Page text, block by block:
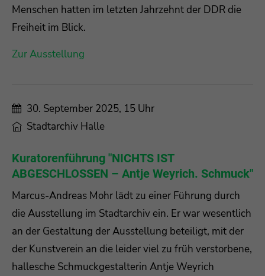
Menschen hatten im letzten Jahrzehnt der DDR die
Freiheit im Blick.
Zur Ausstellung
30. September 2025, 15 Uhr
Stadtarchiv Halle
Kuratorenführung "NICHTS IST
ABGESCHLOSSEN – Antje Weyrich. Schmuck"
Marcus-Andreas Mohr lädt zu einer Führung durch
die Ausstellung im Stadtarchiv ein. Er war wesentlich
an der Gestaltung der Ausstellung beteiligt, mit der
der Kunstverein an die leider viel zu früh verstorbene,
hallesche Schmuckgestalterin Antje Weyrich